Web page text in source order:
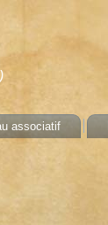
associatif